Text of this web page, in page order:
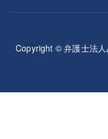
Copyright © 弁護士法